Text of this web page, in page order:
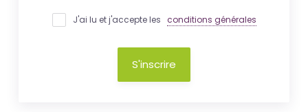
J'ai lu et j'accepte les conditions générales
S'inscrire